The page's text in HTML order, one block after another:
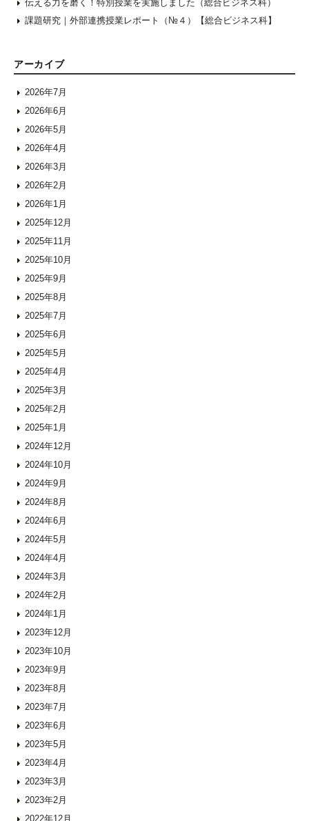
伝える力を磨く！特別授業を実施しました（総合ビジネス科）
課題研究｜外部連携授業レポート（№４）【総合ビジネス科】
アーカイブ
2026年7月
2026年6月
2026年5月
2026年4月
2026年3月
2026年2月
2026年1月
2025年12月
2025年11月
2025年10月
2025年9月
2025年8月
2025年7月
2025年6月
2025年5月
2025年4月
2025年3月
2025年2月
2025年1月
2024年12月
2024年10月
2024年9月
2024年8月
2024年6月
2024年5月
2024年4月
2024年3月
2024年2月
2024年1月
2023年12月
2023年10月
2023年9月
2023年8月
2023年7月
2023年6月
2023年5月
2023年4月
2023年3月
2023年2月
2022年12月